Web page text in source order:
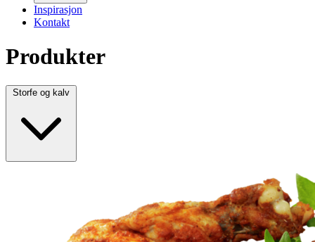
Inspirasjon
Kontakt
Produkter
Storfe og kalv